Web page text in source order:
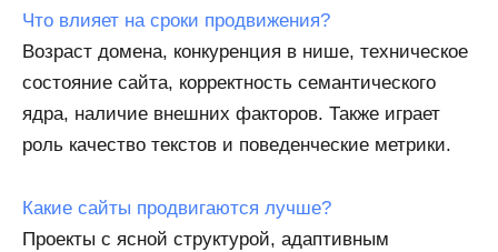
Что влияет на сроки продвижения?
Возраст домена, конкуренция в нише, техническое
состояние сайта, корректность семантического
ядра, наличие внешних факторов. Также играет
роль качество текстов и поведенческие метрики.
Какие сайты продвигаются лучше?
Проекты с ясной структурой, адаптивным